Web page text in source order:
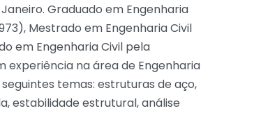
Graduado em Engenharia
Mestrado em Engenharia Civil
em Engenharia Civil pela
experiência na área de Engenharia
temas: estruturas de aço,
estabilidade estrutural, análise